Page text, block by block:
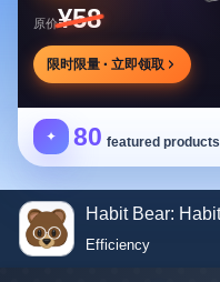
原价¥58
限时限量 · 立即领取
✦ 80 featured
Efficiency